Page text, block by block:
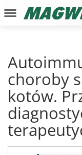
choroby
kotów.